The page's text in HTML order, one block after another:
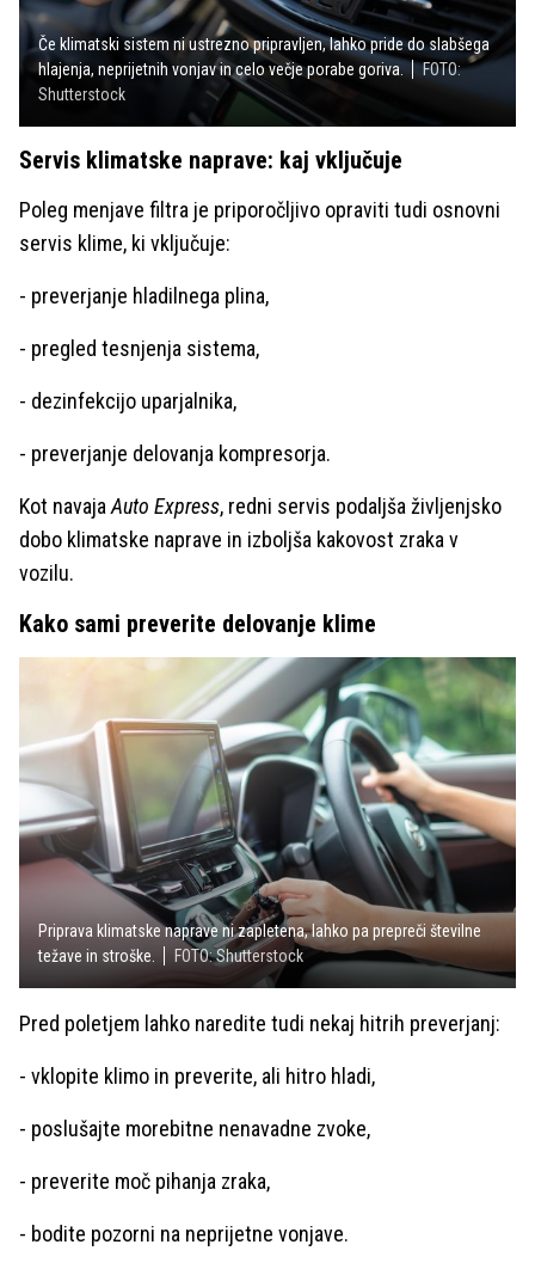
Če klimatski sistem ni ustrezno pripravljen, lahko pride do slabšega
hlajenja, neprijetnih vonjav in celo večje porabe goriva.
FOTO:
Shutterstock
Servis klimatske naprave: kaj vključuje
Poleg menjave filtra je priporočljivo opraviti tudi osnovni
servis klime, ki vključuje:
- preverjanje hladilnega plina,
- pregled tesnjenja sistema,
- dezinfekcijo uparjalnika,
- preverjanje delovanja kompresorja.
Kot navaja Auto Express, redni servis podaljša življenjsko
dobo klimatske naprave in izboljša kakovost zraka v
vozilu.
Kako sami preverite delovanje klime
Priprava klimatske naprave ni zapletena, lahko pa prepreči številne
težave in stroške.
FOTO: Shutterstock
Pred poletjem lahko naredite tudi nekaj hitrih preverjanj:
- vklopite klimo in preverite, ali hitro hladi,
- poslušajte morebitne nenavadne zvoke,
- preverite moč pihanja zraka,
- bodite pozorni na neprijetne vonjave.